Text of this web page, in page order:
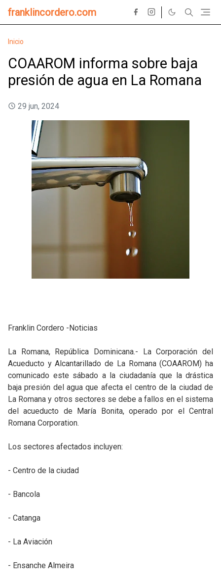
franklincordero.com
Inicio
COAAROM informa sobre baja
presión de agua en La Romana
29 jun, 2024
Franklin Cordero -Noticias
La Romana, República Dominicana.- La Corporación del
Acueducto y Alcantarillado de La Romana (COAAROM) ha
comunicado este sábado a la ciudadanía que la drástica
baja presión del agua que afecta el centro de la ciudad de
La Romana y otros sectores se debe a fallos en el sistema
del acueducto de María Bonita, operado por el Central
Romana Corporation.
Los sectores afectados incluyen:
- Centro de la ciudad
- Bancola
- Catanga
- La Aviación
- Ensanche Almeira